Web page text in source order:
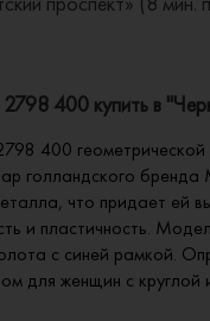
400 купить в
400
голландского бренда
что придает ей
и пластичность.
с синей рамкой.
для женщин с круглой